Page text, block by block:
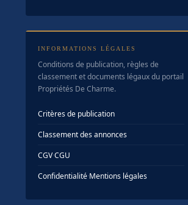
INFORMATIONS LÉGALES
Conditions de publication, règles de
classement et documents légaux du portail
Propriétés De Charme.
Critères de publication
Classement des annonces
CGV·CGU
Confidentialité·Mentions légales